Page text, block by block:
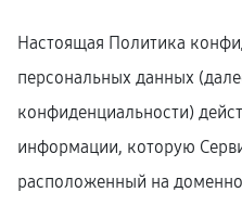
Настоящая Политика
персональных данных
конфиденциальности)
информации, которую
расположенный на